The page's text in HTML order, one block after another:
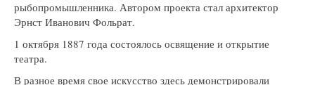
рыбопромышленника. Автором проекта стал архитектор
Эрнст Иванович Фольрат.
1 октября 1887 года состоялось освящение и открытие
театра.
В разное время свое искусство здесь демонстрировали